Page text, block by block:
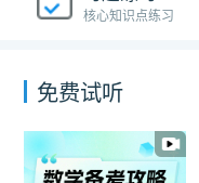
核心知识点练习
免费试听